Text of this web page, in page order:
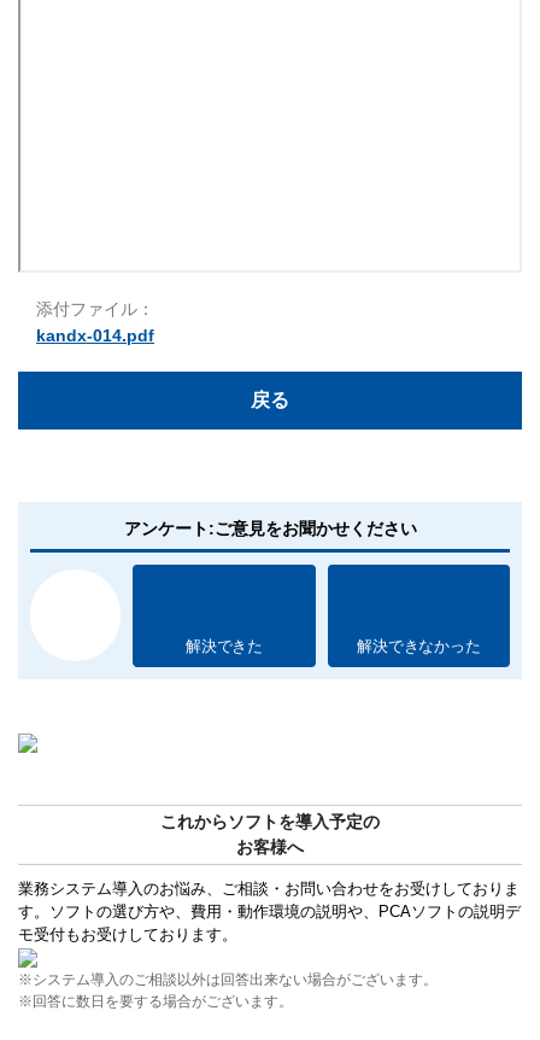
添付ファイル：
kandx-014.pdf
戻る
アンケート:ご意見をお聞かせください
解決できた 解決できなかった
これからソフトを導入予定の
お客様へ
業務システム導入のお悩み、ご相談・お問い合わせをお受けしておりま
す。ソフトの選び方や、費用・動作環境の説明や、PCAソフトの説明デ
モ受付もお受けしております。
※システム導入のご相談以外は回答出来ない場合がございます。
※回答に数日を要する場合がございます。